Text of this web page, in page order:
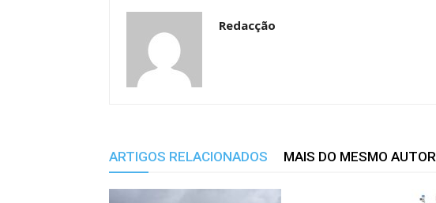
Redacção
ARTIGOS RELACIONADOS MAIS DO MESMO AUTOR